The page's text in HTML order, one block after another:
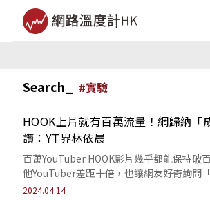
Search_ #實驗
HOOK上片就有百萬流量！網歸納「
讚：YT界林依晨
百萬YouTuber HOOK影片幾乎都能保持破
他YouTuber差距十倍，也讓網友好奇詢問
了」，《網路溫度計...
2024.04.14